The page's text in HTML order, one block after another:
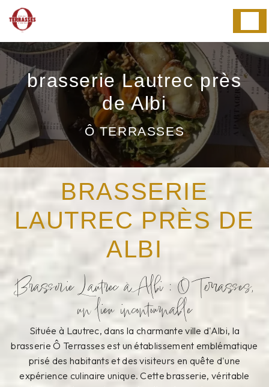
brasserie Lautrec près
de Albi
Ô TERRASSES
BRASSERIE
LAUTREC PRÈS DE
ALBI
Brasserie Lautrec à Albi : Ô Terrasses,
un lieu incontournable
Située à Lautrec, dans la charmante ville d'Albi, la
brasserie Ô Terrasses est un établissement emblématique
prisé des habitants et des visiteurs en quête d'une
expérience culinaire unique. Cette brasserie, véritable
Panneau de gestion des cookies